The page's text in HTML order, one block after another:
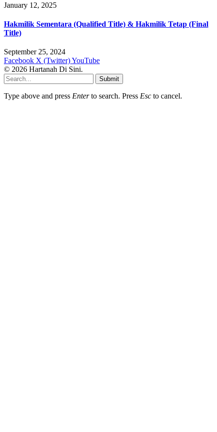
January 12, 2025
Hakmilik Sementara (Qualified Title) & Hakmilik Tetap (Final
Title)
September 25, 2024
Facebook X (Twitter)YouTube
© 2026 Hartanah Di Sini.
Submit
Type above and press Enterto search. Press Esc to cancel.